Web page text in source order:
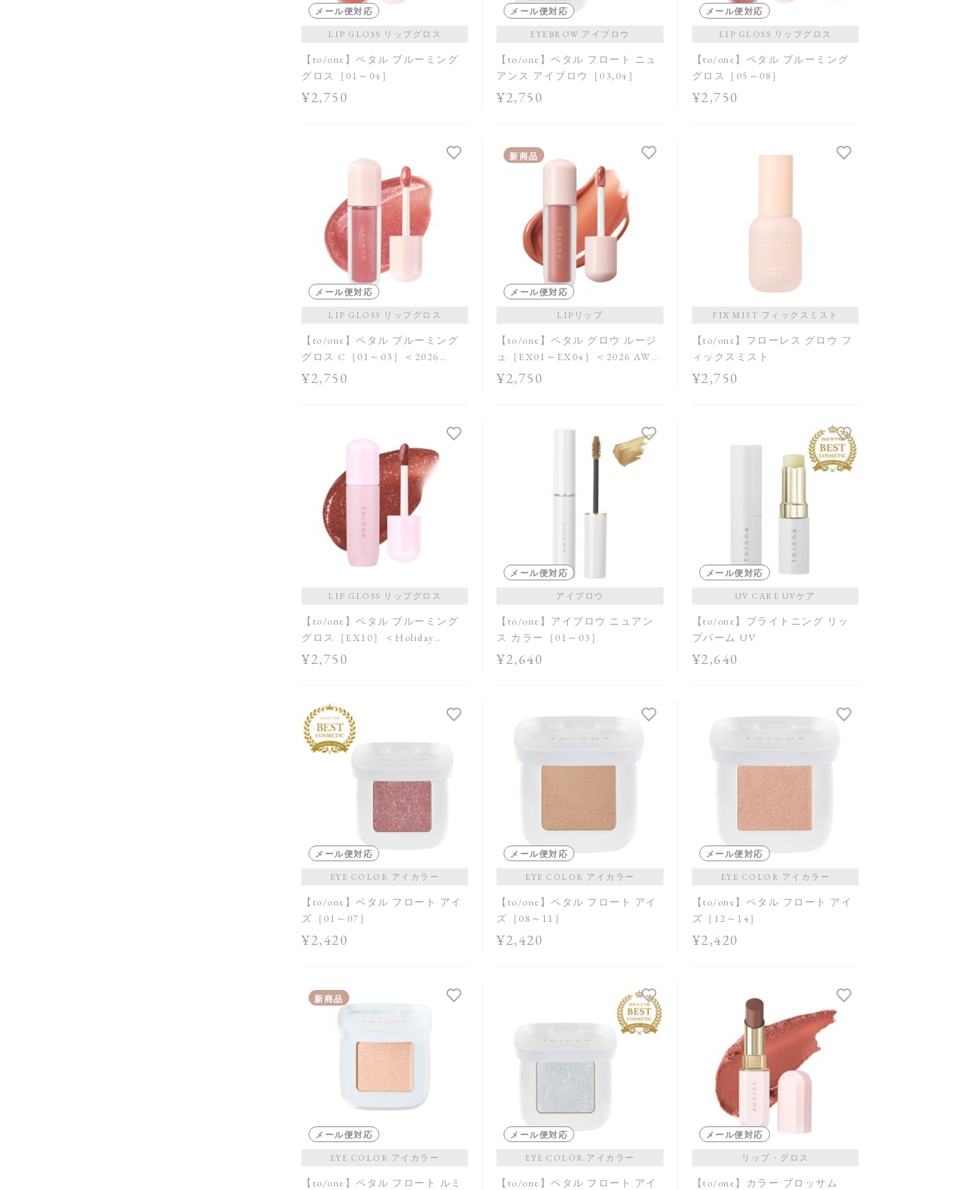
メール便対応
LIP GLOSS リップグロス
【to/one】ペタル ブルーミング
グロス［01～04］
¥2,750
メール便対応
EYEBROW アイブロウ
【to/one】ペタル フロート ニュ
アンス アイブロウ［03,04］
¥2,750
メール便対応
LIP GLOSS リップグロス
【to/one】ペタル ブルーミング
グロス［05～08］
¥2,750
メール便対応
LIP GLOSS リップグロス
【to/one】ペタル ブルーミング
グロス C［01～03］＜2026
Summer Collection＞
¥2,750
新商品
メール便対応
LIPリップ
【to/one】ペタル グロウ ルージ
ュ［EX01～EX04］＜2026 AW
Collection＞
¥2,750
FIX MIST フィックスミスト
【to/one】フローレス グロウ フ
ィックスミスト
¥2,750
LIP GLOSS リップグロス
【to/one】ペタル ブルーミング
グロス［EX10］＜Holiday
Collection＞
¥2,750
メール便対応
アイブロウ
【to/one】アイブロウ ニュアン
ス カラー［01～03］
¥2,640
メール便対応
UV CARE UVケア
【to/one】ブライトニング リッ
プバーム UV
¥2,640
メール便対応
EYE COLOR アイカラー
【to/one】ペタル フロート アイ
ズ［01～07］
¥2,420
メール便対応
EYE COLOR アイカラー
【to/one】ペタル フロート アイ
ズ［08～11］
¥2,420
メール便対応
EYE COLOR アイカラー
【to/one】ペタル フロート アイ
ズ［12～14］
¥2,420
新商品
メール便対応
EYE COLOR アイカラー
【to/one】ペタル フロート ルミ
メール便対応
EYE COLOR アイカラー
【to/one】ペタル フロート アイ
メール便対応
リップ・グロス
【to/one】カラー ブロッサム